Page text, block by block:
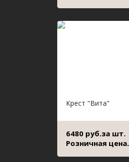
Крест "Вита"
6480 руб.за шт.
Розничная цена.